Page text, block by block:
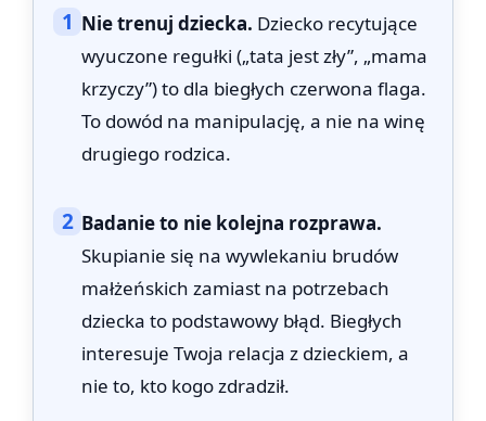
1 Nie trenuj dziecka. Dziecko recytujące
wyuczone regułki („tata jest zły”, „mama
krzyczy”) to dla biegłych czerwona flaga.
To dowód na manipulację, a nie na winę
drugiego rodzica.
2 Badanie to nie kolejna rozprawa.
Skupianie się na wywlekaniu brudów
małżeńskich zamiast na potrzebach
dziecka to podstawowy błąd. Biegłych
interesuje Twoja relacja z dzieckiem, a
nie to, kto kogo zdradził.